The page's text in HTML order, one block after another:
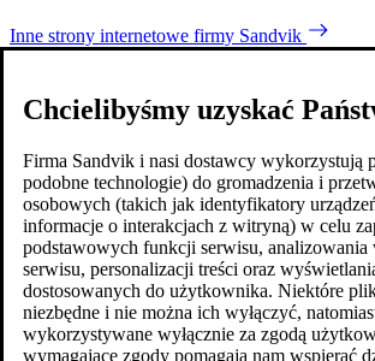
Inne strony internetowe firmy Sandvik
Chcielibyśmy uzyskać
Firma Sandvik i nasi dostawcy wykorzystują
podobne technologie) do gromadzenia i
osobowych (takich jak identyfikatory
informacje o interakcjach z witryną) w celu
podstawowych funkcji serwisu, analizowania
serwisu, personalizacji treści oraz
dostosowanych do użytkownika. Niektóre
niezbędne i nie można ich wyłączyć,
wykorzystywane wyłącznie za zgodą
wymagające zgody pomagają nam wspierać